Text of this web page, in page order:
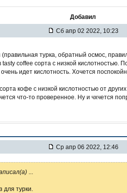
Добавил
Сб апр 02 2022, 10:23
турка, обратный осмос,
coffee сорта с низкой кислотностью.
идет кислотность. Хочется
кофе с низкой кислотностью от
что-то проверенное. Ну и чхчется
Ср апр 06 2022, 12:46
для турки.